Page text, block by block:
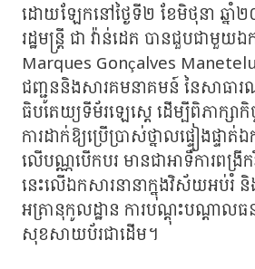
ដោយឡែកនៅថ្ងៃទី២ ខែមិថុនា ឆ្នាំ
រដ្ឋមន្រ្តី ជា វ៉ាន់ដេត បានជួបជាមួយ
Marques Gonçalves Manetelu
ជញ្ជូននិងសារគមនាគមន៍ នៃសាធារណ
ធិបតេយ្យទីម័រឡេស្តេ ដើម្បីពិភាក្សាកិ
ការដាក់ឱ្យប្រើប្រាស់ថ្នាលផ្ទៀងផ្ទាត់
លើបណ្ណបើកបរ មានជាអាទិ៍ការពង្រី
នេះលើឯកសារនានាក្នុងវិស័យអប់រំ
អត្រានុកូលដ្ឋាន ការបណ្តុះបណ្តាល
សុខសាយប័រជាដើម។